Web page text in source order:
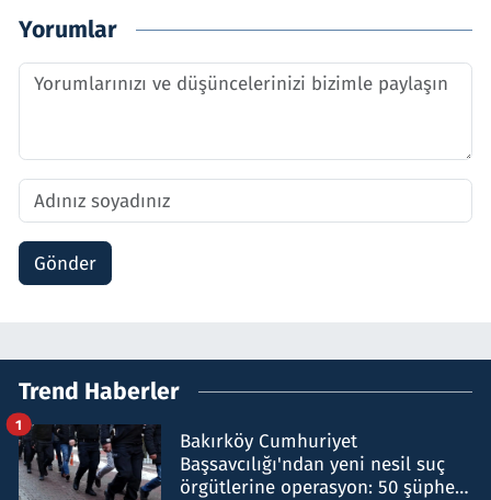
Yorumlar
Gönder
Trend Haberler
Bakırköy Cumhuriyet
Başsavcılığı'ndan yeni nesil suç
örgütlerine operasyon: 50 şüpheli
1